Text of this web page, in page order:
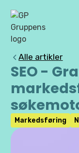
Alle artikler
Markedsføring
SEO -